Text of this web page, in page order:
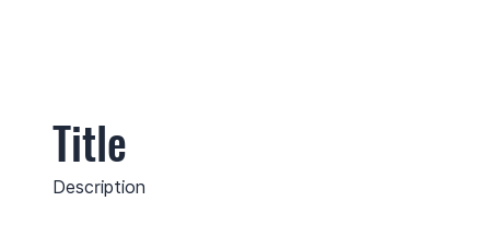
Title
Description